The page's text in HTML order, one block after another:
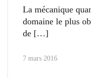
La mécanique
domaine le plus
de
7 mars 2016